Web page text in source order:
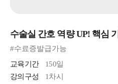
수술실 간호 역량 UP! 핵심
#수료증발급가능
교육기간
150일
강의구성
1차시